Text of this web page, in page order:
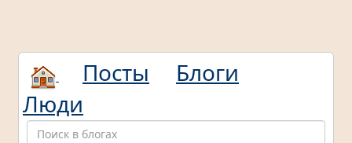
Посты
Блоги
Люди